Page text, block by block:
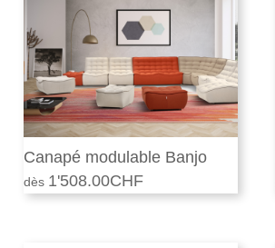
Canapé modulable Banjo
1'508.00CHF